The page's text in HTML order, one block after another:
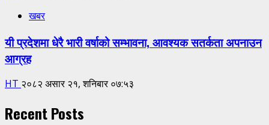
खबर
यी प्रदेशमा धेरै भारी वर्षाको सम्भावना, आवश्यक सतर्कता अपनाउन
आग्रह
HT २०८२ असार २१, शनिबार ०७:५३
Recent Posts